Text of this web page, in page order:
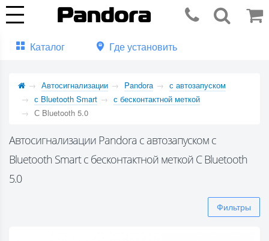
Каталог Где установить
Автосигнализации Pandora
с автозапуском
с Bluetooth Smart
с бесконтактной меткой
С Bluetooth 5.0
Автосигнализации Pandora с автозапуском с
Bluetooth Smart с бесконтактной меткой С Bluetooth
5.0
Фильтры